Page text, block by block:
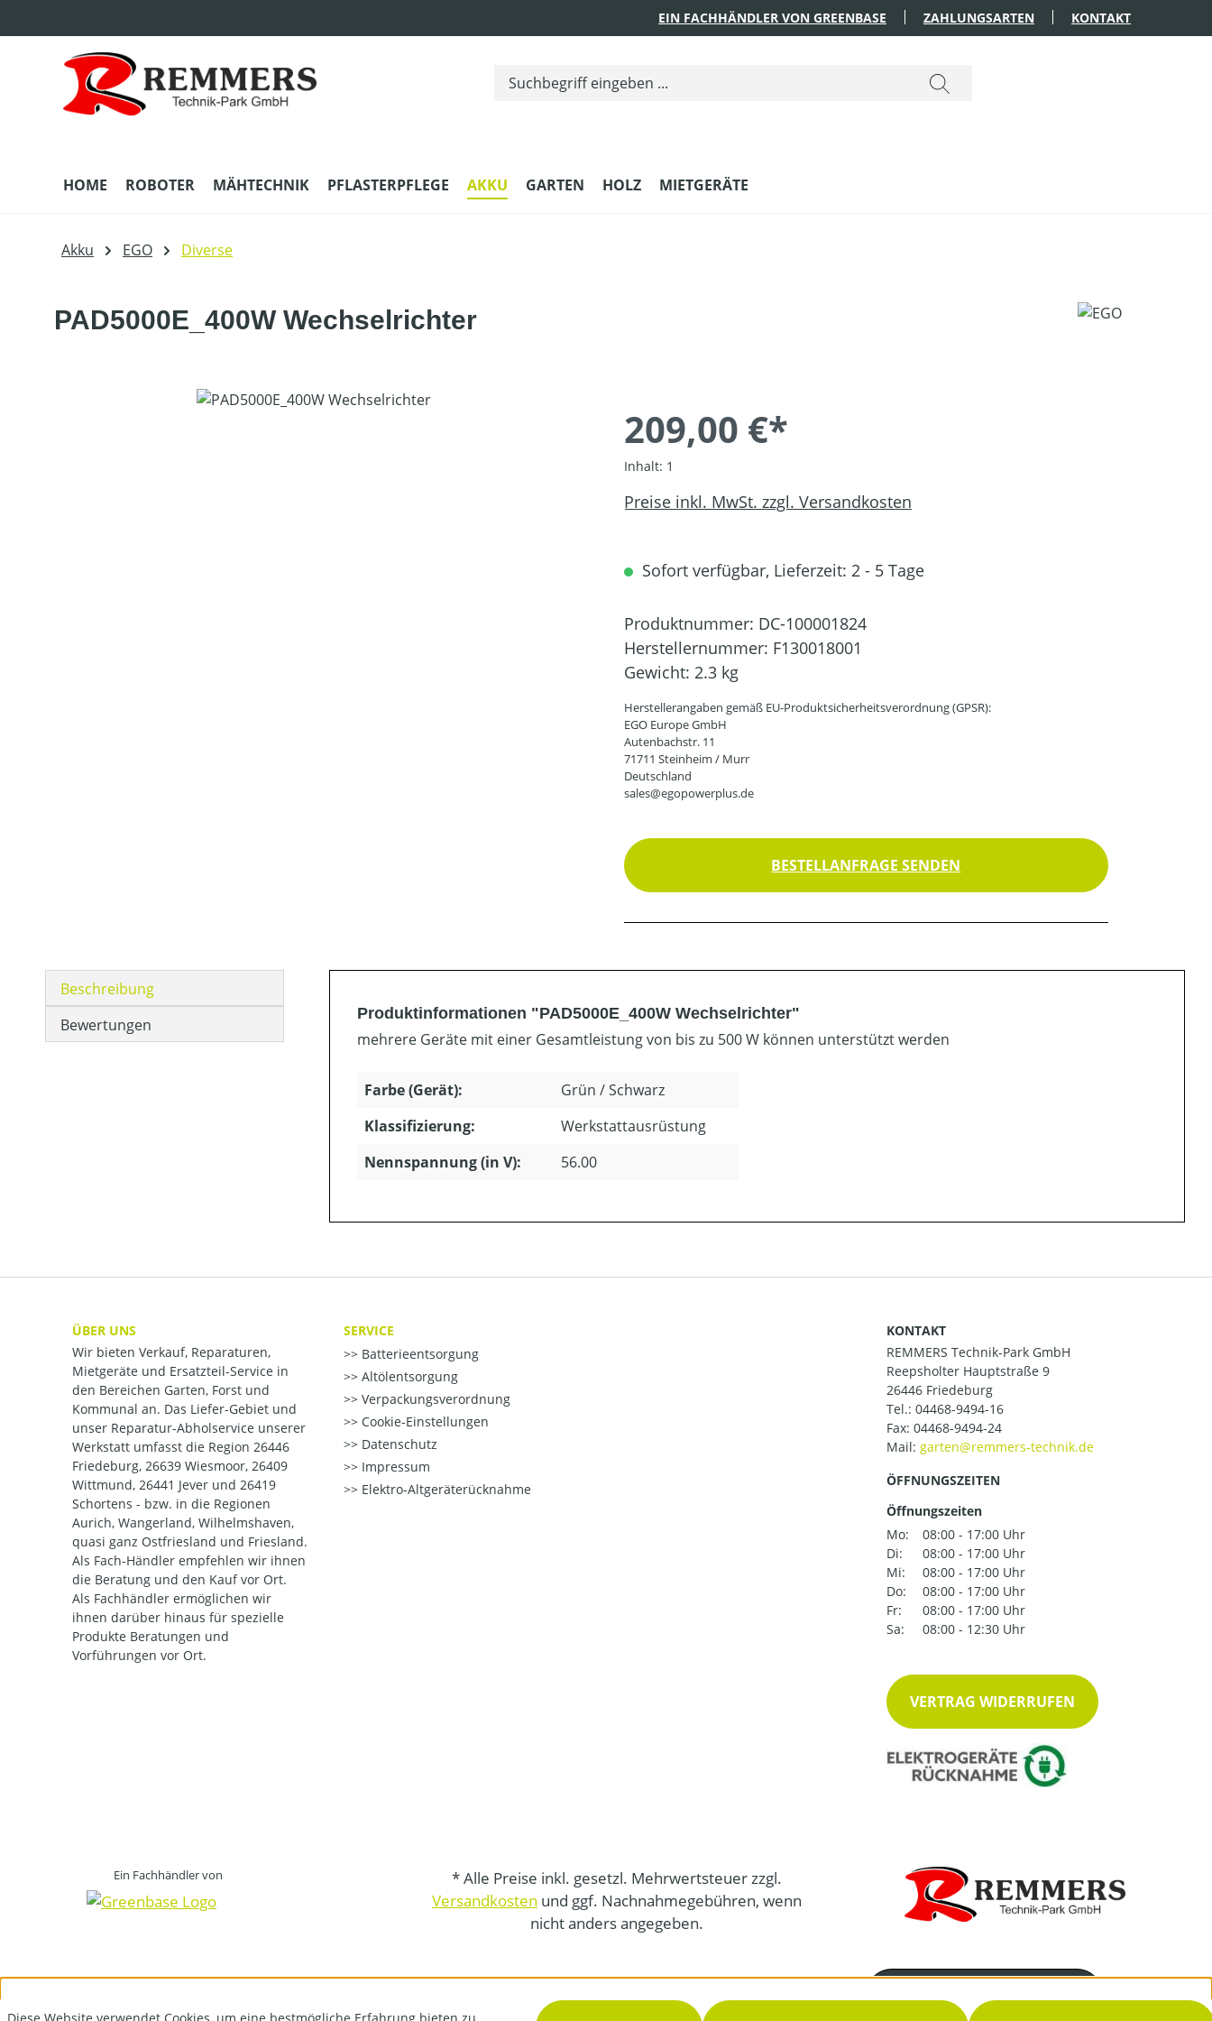
EIN FACHHÄNDLER VON GREENBASE ZAHLUNGSARTEN KONTAKT
HOME ROBOTER MÄHTECHNIK PFLASTERPFLEGE AKKU GARTEN HOLZ MIETGERÄTE
Akku EGO Diverse
PAD5000E_400W Wechselrichter
Bildergalerie überspringen
209,00 €*
Inhalt: 1
Preise inkl. MwSt. zzgl. Versandkosten
Sofort verfügbar, Lieferzeit: 2 - 5 Tage
Produktnummer: DC-100001824
Herstellernummer: F130018001
Gewicht: 2.3 kg
Herstellerangaben gemäß EU-Produktsicherheitsverordnung (GPSR):
EGO Europe GmbH
Autenbachstr. 11
71711 Steinheim / Murr
Deutschland
sales@egopowerplus.de
BESTELLANFRAGE SENDEN
Beschreibung
Bewertungen
Produktinformationen "PAD5000E_400W Wechselrichter"
mehrere Geräte mit einer Gesamtleistung von bis zu 500 W können unterstützt werden
Farbe (Gerät):
Grün / Schwarz
Klassifizierung:
Werkstattausrüstung
Nennspannung (in V):
56.00
ÜBER UNS
Wir bieten Verkauf, Reparaturen,
Mietgeräte und Ersatzteil-Service in
den Bereichen Garten, Forst und
Kommunal an. Das Liefer-Gebiet und
unser Reparatur-Abholservice unserer
Werkstatt umfasst die Region 26446
Friedeburg, 26639 Wiesmoor, 26409
Wittmund, 26441 Jever und 26419
Schortens - bzw. in die Regionen
Aurich, Wangerland, Wilhelmshaven,
quasi ganz Ostfriesland und Friesland.
Als Fach-Händler empfehlen wir ihnen
die Beratung und den Kauf vor Ort.
Als Fachhändler ermöglichen wir
ihnen darüber hinaus für spezielle
Produkte Beratungen und
Vorführungen vor Ort.
SERVICE
Batterieentsorgung
Altölentsorgung
Verpackungsverordnung
Cookie-Einstellungen
Datenschutz
Impressum
Elektro-Altgeräterücknahme
KONTAKT
REMMERS Technik-Park GmbH
Reepsholter Hauptstraße 9
26446 Friedeburg
Tel.: 04468-9494-16
Fax: 04468-9494-24
Mail:
ÖFFNUNGSZEITEN
Öffnungszeiten
Mo:
08:00 - 17:00 Uhr
Di:
08:00 - 17:00 Uhr
Mi:
08:00 - 17:00 Uhr
Do:
08:00 - 17:00 Uhr
Fr:
08:00 - 17:00 Uhr
Sa:
08:00 - 12:30 Uhr
VERTRAG WIDERRUFEN
Ein Fachhändler von
* Alle Preise inkl. gesetzl. Mehrwertsteuer zzgl.
Versandkosten und ggf. Nachnahmegebühren, wenn
nicht anders angegeben.
04468-9494-16